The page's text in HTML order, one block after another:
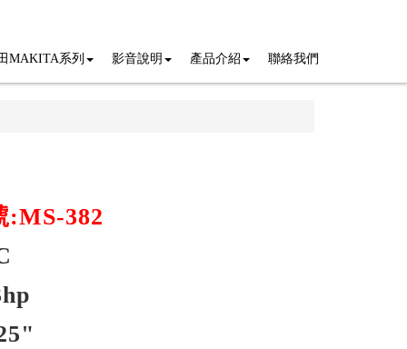
MAKITA系列 影音說明 產品介紹 聯絡我們
:MS-382